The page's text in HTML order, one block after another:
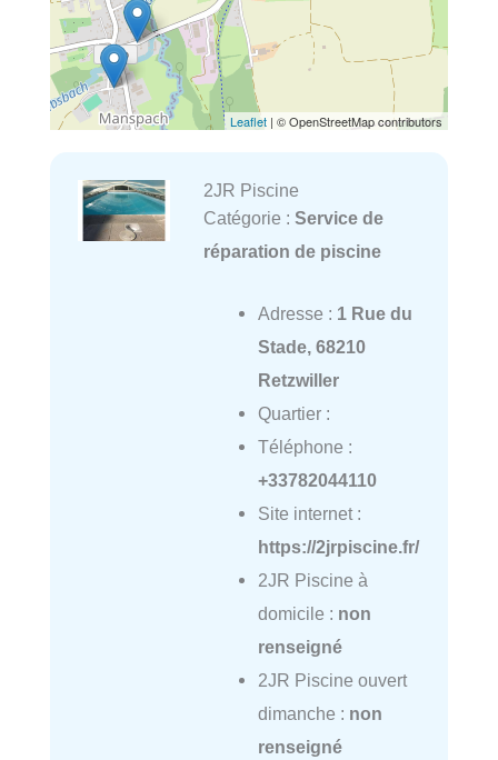
Leaflet | © OpenStreetMap contributors
2JR Piscine
Catégorie : Service de
réparation de piscine
Adresse : 1 Rue du
Stade, 68210
Retzwiller
Quartier :
Téléphone :
+33782044110
Site internet :
https://2jrpiscine.fr/
2JR Piscine à
domicile : non
renseigné
2JR Piscine ouvert
dimanche : non
renseigné